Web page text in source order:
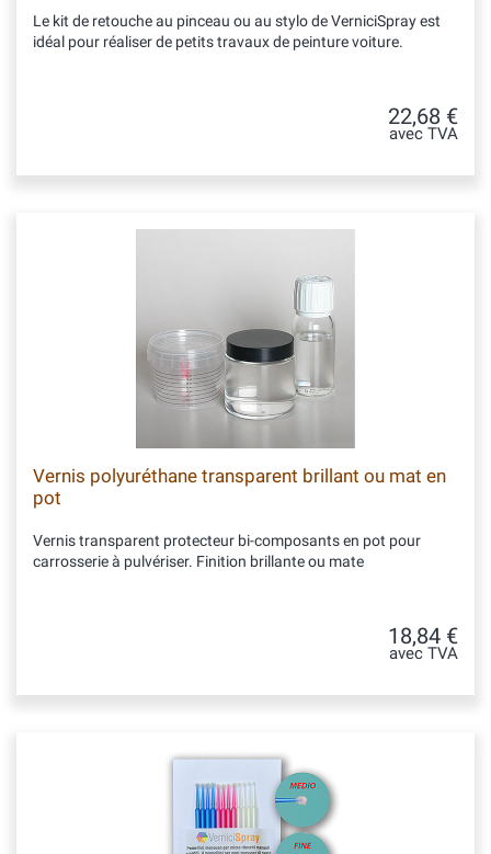
Le kit de retouche au pinceau ou au stylo de VerniciSpray est
idéal pour réaliser de petits travaux de peinture voiture.
22,68 €
avec TVA
Vernis polyuréthane transparent brillant ou mat en
pot
Vernis transparent protecteur bi-composants en pot pour
carrosserie à pulvériser. Finition brillante ou mate
18,84 €
avec TVA